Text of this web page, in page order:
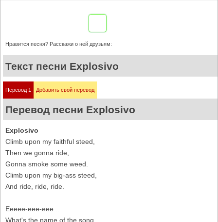
Нравится песня? Расскажи о ней друзьям:
Текст песни Explosivo
Перевод 1 Добавить свой перевод
Перевод песни Explosivo
Explosivo
Climb upon my faithful steed,
Then we gonna ride,
Gonna smoke some weed.
Climb upon my big-ass steed,
And ride, ride, ride.
Eeeee-eee-eee...
What's the name of the song,